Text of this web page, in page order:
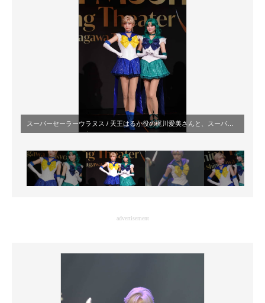
エレクトロニクス専門サイト
電子設計の基本と応用
エネルギーの専門メディア
建設×テクノロジーの最前線
ちょっと気になるネットの話題
advertisement